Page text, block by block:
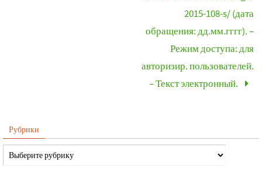
2015-108-s/ (дата
обращения: дд.мм.гггг). –
Режим доступа: для
авторизир. пользователей.
– Текст электронный.
Рубрики